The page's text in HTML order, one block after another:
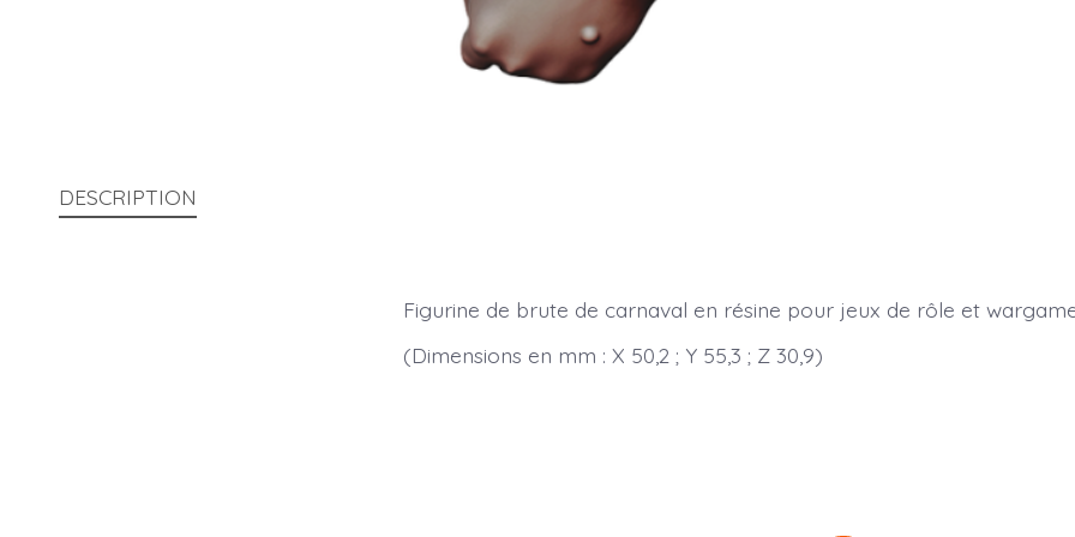
DESCRIPTION
Figurine de brute de carnaval en résine pour jeux de rôle et
(Dimensions en mm : X 50,2 ; Y 55,3 ; Z 30,9)